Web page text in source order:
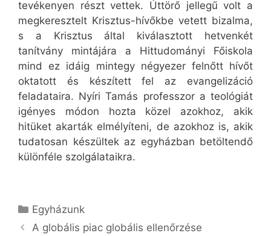
tevékenyen részt vettek. Úttörő jellegű volt a
megkeresztelt Krisztus-hívőkbe vetett bizalma,
s a Krisztus által kiválasztott hetvenkét
tanítvány mintájára a Hittudományi Főiskola
mind ez idáig mintegy négyezer felnőtt hívőt
oktatott és készített fel az evangelizáció
feladataira. Nyíri Tamás professzor a teológiát
igényes módon hozta közel azokhoz, akik
hitüket akarták elmélyíteni, de azokhoz is, akik
tudatosan készültek az egyházban betöltendő
különféle szolgálataikra.
Kategória
Egyházunk
A globális piac globális ellenőrzése